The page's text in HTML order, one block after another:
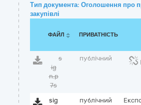
Тип документа: Оголошення про
закупівлі
ФАЙЛ ПРИВАТНІСТЬ
s
ig
n.p
7s
публічний
sig
публічний